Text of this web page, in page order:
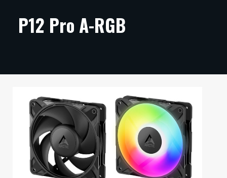
ARTIKKELIT
TECHBBS
TIETOA
HINTA.FI
KAUPPA
VAIHDA TEEMA
P12 Pro A-RGB